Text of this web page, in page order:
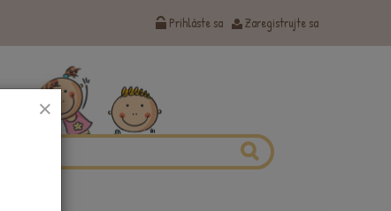
Prihláste sa Zaregistrujte sa
×